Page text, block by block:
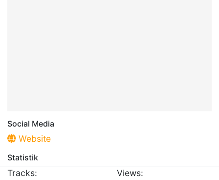
Social Media
Website
Statistik
Tracks:
Views: